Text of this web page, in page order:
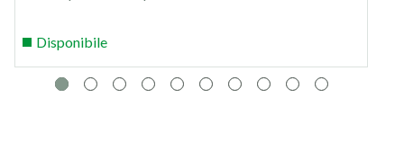
Disponibile